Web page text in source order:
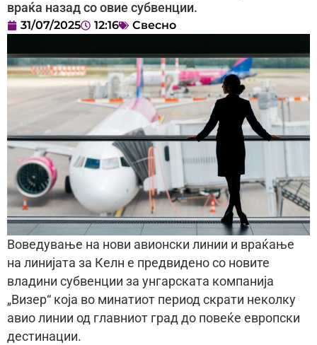
враќа назад со овие субвенции.
31/07/2025 12:16 Свесно
Воведување на нови авионски линии и враќање
на линијата за Келн е предвидено со новите
владини субвенции за унгарската компанија
„Визер“ која во минатиот период скрати неколку
авио линии од главниот град до повеќе европски
дестинации.